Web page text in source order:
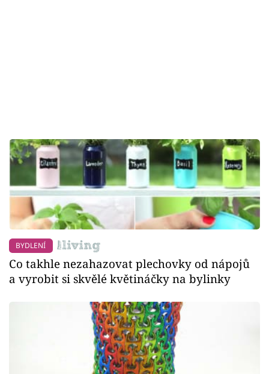
BYDLENÍ
Co takhle nezahazovat plechovky od nápojů
a vyrobit si skvělé květináčky na bylinky